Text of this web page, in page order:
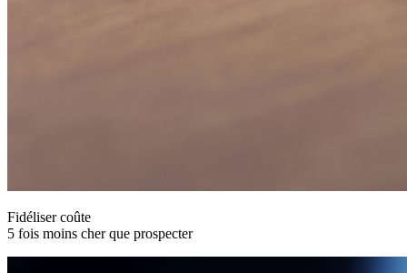
Fidéliser coûte
5 fois moins cher que prospecter